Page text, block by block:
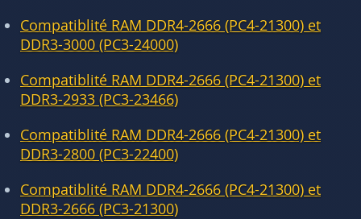
Compatiblité RAM DDR4-2666 (PC4-21300) et
DDR3-3000 (PC3-24000)
Compatiblité RAM DDR4-2666 (PC4-21300) et
DDR3-2933 (PC3-23466)
Compatiblité RAM DDR4-2666 (PC4-21300) et
DDR3-2800 (PC3-22400)
Compatiblité RAM DDR4-2666 (PC4-21300) et
DDR3-2666 (PC3-21300)